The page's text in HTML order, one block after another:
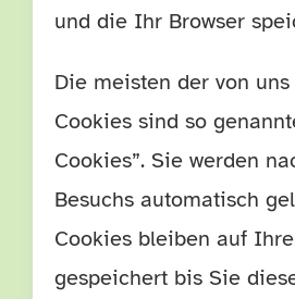
und die Ihr Browser
Die meisten der von
Cookies sind so
Cookies”. Sie werden
Besuchs automatisch
Cookies bleiben auf
gespeichert bis Sie